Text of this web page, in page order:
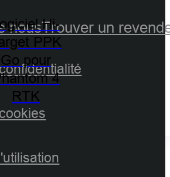
Hi-
PPK
Go pour
4
RTK
nousTrouver un